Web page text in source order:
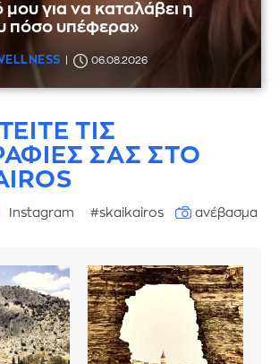
μου για να καταλάβει η
πόσο υπέφερα»
06.08.2026
ΤΙΣ
ΣΑΣ ΣΤΟ
Instagram #skaikairos
ανέβασμα